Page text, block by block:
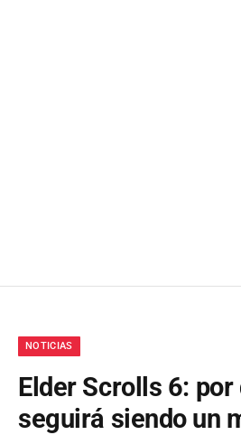
NOTICIAS
Elder Scrolls 6:
seguirá siendo un